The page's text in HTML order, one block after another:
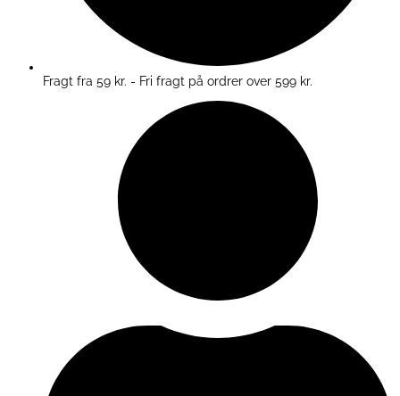
Fragt fra 59 kr. - Fri fragt på ordrer over 599 kr.